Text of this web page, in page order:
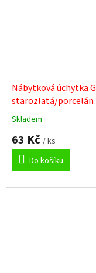
Nábytková úchytka
starozlatá/porcelán
popraskaný
Průměrné
hodnocení
produktu
5,0
5
Skladem
63 Kč / ks
Do košíku